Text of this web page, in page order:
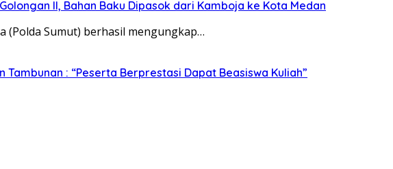
II, Bahan Baku Dipasok dari Kamboja ke Kota Medan
(Polda Sumut) berhasil mengungkap…
: “Peserta Berprestasi Dapat Beasiswa Kuliah”